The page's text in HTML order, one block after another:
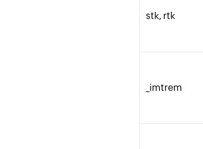
stk, rtk
_imtrem